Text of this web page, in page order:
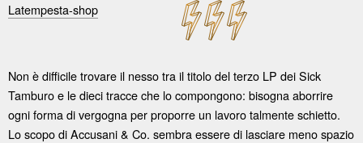
Latempesta-shop
Non è difficile trovare il nesso tra il titolo del terzo LP dei Sick
Tamburo e le dieci tracce che lo compongono: bisogna aborrire
ogni forma di vergogna per proporre un lavoro talmente schietto.
Lo scopo di Accusani & Co. sembra essere di lasciare meno spazio